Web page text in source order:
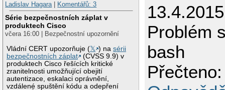
Ladislav Hagara| Komentářů: 3
Série bezpečnostních záplat v
produktech Cisco
včera 16:00 | Bezpečnostní upozornění
Vládní CERT upozorňuje (𝕏 ) nasérii
bezpečnostních záplat
(CVSS 9.9) v
produktech Cisco řešících kritické
zranitelnosti umožňující obejití
autentizace, eskalaci oprávnění,
vzdálené spuštění kódu a odepření
Problém
bash